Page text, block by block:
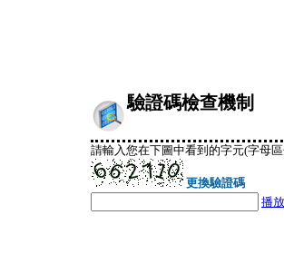
驗證碼檢查機制
請輸入您在下圖中看到的字元(字母
更換驗證碼
播